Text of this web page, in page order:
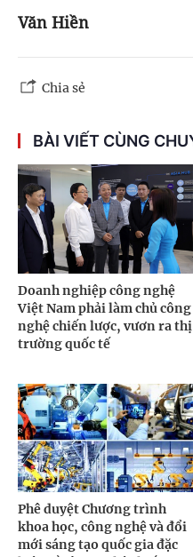
Văn Hiền
Chia sẻ
BÀI VIẾT CÙNG
Doanh nghiệp công nghệ
Việt Nam phải làm chủ công
nghệ chiến lược, vươn ra thị
trường quốc tế
Phê duyệt Chương trình
khoa học, công nghệ và đổi
mới sáng tạo quốc gia đặc